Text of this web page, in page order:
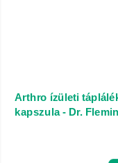
Arthro ízületi
kapszula - Dr.